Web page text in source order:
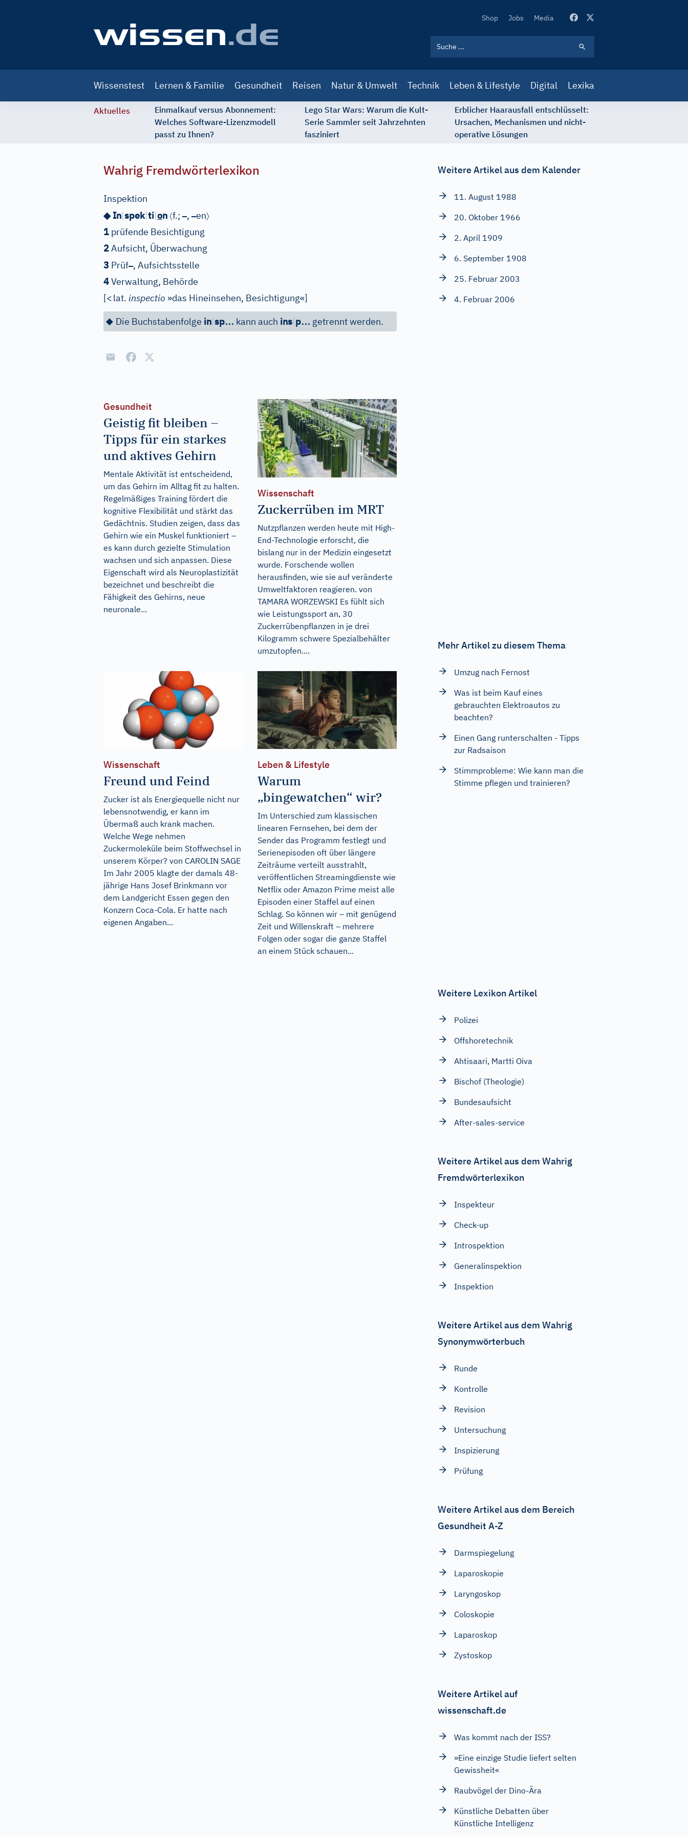
Secondary
Shop Jobs Media
navigation
Wissenstest Lernen & Familie Gesundheit Reisen Natur & Umwelt Technik Leben & Lifestyle Digital Lexika
Aktuelles
Einmalkauf versus Abonnement:
Welches Software-Lizenzmodell
passt zu Ihnen?
Lego Star Wars: Warum die Kult-
Serie Sammler seit Jahrzehnten
fasziniert
Erblicher Haarausfall entschlüsselt:
Ursachen, Mechanismen und nicht-
operative Lösungen
Wahrig Fremdwörterlexikon
Inspektion
◆ In|spek|ti|on〈f.;–,–en〉
1 prüfende Besichtigung
2Aufsicht, Überwachung
3 Prüf–, Aufsichtsstelle
4Verwaltung, Behörde
[<lat. inspectio »das Hineinsehen, Besichtigung«]
◆ Die Buchstabenfolge in|sp… kann auch ins|p… getrennt werden.
Gesundheit
Geistig fit bleiben –
Tipps für ein starkes
und aktives Gehirn
Mentale Aktivität ist entscheidend,
um das Gehirn im Alltag fit zu halten.
Regelmäßiges Training fördert die
kognitive Flexibilität und stärkt das
Gedächtnis. Studien zeigen, dass das
Gehirn wie ein Muskel funktioniert –
es kann durch gezielte Stimulation
wachsen und sich anpassen. Diese
Eigenschaft wird als Neuroplastizität
bezeichnet und beschreibt die
Fähigkeit des Gehirns, neue
neuronale...
Wissenschaft
Zuckerrüben im MRT
Nutzpflanzen werden heute mit High-
End-Technologie erforscht, die
bislang nur in der Medizin eingesetzt
wurde. Forschende wollen
herausfinden, wie sie auf veränderte
Umweltfaktoren reagieren. von
TAMARA WORZEWSKI Es fühlt sich
wie Leistungssport an, 30
Zuckerrübenpflanzen in je drei
Kilogramm schwere Spezialbehälter
umzutopfen....
Wissenschaft
Freund und Feind
Zucker ist als Energiequelle nicht nur
lebensnotwendig, er kann im
Übermaß auch krank machen.
Welche Wege nehmen
Zuckermoleküle beim Stoffwechsel in
unserem Körper? von CAROLIN SAGE
Im Jahr 2005 klagte der damals 48-
jährige Hans Josef Brinkmann vor
dem Landgericht Essen gegen den
Konzern Coca-Cola. Er hatte nach
eigenen Angaben...
Leben & Lifestyle
Warum
„bingewatchen“ wir?
Im Unterschied zum klassischen
linearen Fernsehen, bei dem der
Sender das Programm festlegt und
Serienepisoden oft über längere
Zeiträume verteilt ausstrahlt,
veröffentlichen Streamingdienste wie
Netflix oder Amazon Prime meist alle
Episoden einer Staffel auf einen
Schlag. So können wir – mit genügend
Zeit und Willenskraft – mehrere
Folgen oder sogar die ganze Staffel
an einem Stück schauen...
Weitere Artikel aus dem Kalender
11. August 1988
20. Oktober 1966
2. April 1909
6. September 1908
25. Februar 2003
4. Februar 2006
Mehr Artikel zu diesem Thema
Umzug nach Fernost
Was ist beim Kauf eines
gebrauchten Elektroautos zu
beachten?
Einen Gang runterschalten - Tipps
zur Radsaison
Stimmprobleme: Wie kann man die
Stimme pflegen und trainieren?
Weitere Lexikon Artikel
Polizei
Offshoretechnik
Ahtisaari, Martti Oiva
Bischof (Theologie)
Bundesaufsicht
After-sales-service
Weitere Artikel aus dem Wahrig
Fremdwörterlexikon
Inspekteur
Check-up
Introspektion
Generalinspektion
Inspektion
Weitere Artikel aus dem Wahrig
Synonymwörterbuch
Runde
Kontrolle
Revision
Untersuchung
Inspizierung
Prüfung
Weitere Artikel aus dem Bereich
Gesundheit A-Z
Darmspiegelung
Laparoskopie
Laryngoskop
Coloskopie
Laparoskop
Zystoskop
Weitere Artikel auf
wissenschaft.de
Was kommt nach der ISS?
»Eine einzige Studie liefert selten
Gewissheit«
Raubvögel der Dino-Ära
Künstliche Debatten über
Künstliche Intelligenz